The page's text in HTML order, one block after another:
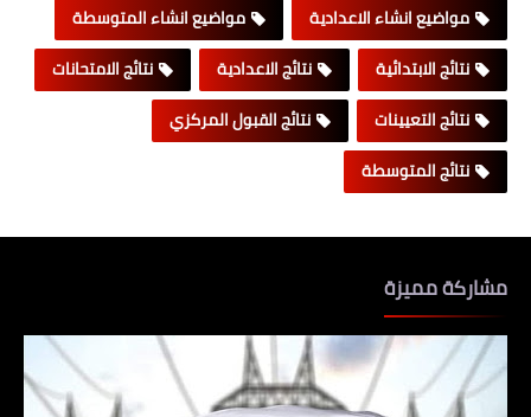
مواضيع انشاء الاعدادية
مواضيع انشاء المتوسطة
نتائج الابتدائية
نتائج الاعدادية
نتائج الامتحانات
نتائج التعيينات
نتائج القبول المركزي
نتائج المتوسطة
مشاركة مميزة